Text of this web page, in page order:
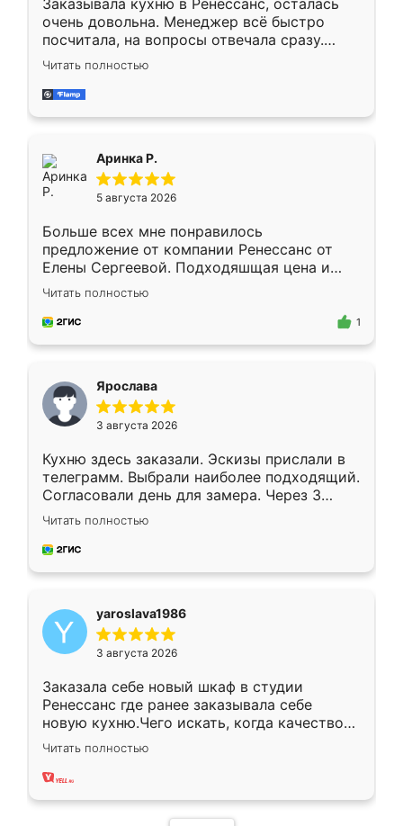
Заказывала кухню в Ренессанс, осталась
очень довольна. Менеджер всё быстро
посчитала, на вопросы отвечала сразу.
Замерщик приехал в субботу, подошёл к
делу со всей ответственностью. Собрали
за день, ребята работали аккуратно, даже
Читать полностью
Аринка Р.
5 августа 2026
Больше всех мне понравилось
предложение от компании Ренессанс от
Елены Сергеевой. Подходяшщая цена и
короткие сроки изготовления. Приехавший
для замера сотрудник Владислав
предложил по моему эскизу самый
Читать полностью
1
Ярослава
3 августа 2026
Кухню здесь заказали. Эскизы прислали в
телеграмм. Выбрали наиболее подходящий.
Согласовали день для замера. Через 3
недели кухня была уже готова. Остались
довольны работой. Спасибо Ренессанс
мебель за качественную работу!
Читать полностью
yaroslava1986
3 августа 2026
Заказала себе новый шкаф в студии
Ренессанс где ранее заказывала себе
новую кухню.Чего искать, когда качеством
вполне довольна. Служит кухня уже почти
два года, нареканий нет.
Читать полностью